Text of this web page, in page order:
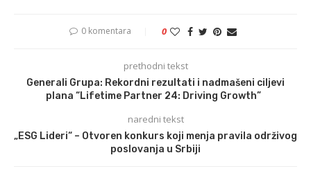
0 komentara 0
prethodni tekst
Generali Grupa: Rekordni rezultati i nadmašeni ciljevi
plana “Lifetime Partner 24: Driving Growth”
naredni tekst
„ESG Lideri“ – Otvoren konkurs koji menja pravila održivog
poslovanja u Srbiji